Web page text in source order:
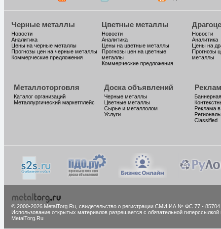
Черные металлы
Новости
Аналитика
Цены на черные металлы
Прогнозы цен на черные металлы
Коммерческие предложения
Цветные металлы
Новости
Аналитика
Цены на цветные металлы
Прогнозы цен на цветные
металлы
Коммерческие предложения
Новости
Аналитика
Цены на
Прогнозы
металлы
Металлоторговля
Каталог организаций
Металлургический маркетплейс
Доска объявлений
Черные металлы
Цветные металлы
Сырье и металлолом
Услуги
Реклама
Classified
© 2000-2026 MetalTorg.Ru, cвидетельство о регистрации СМИ ИА № ФС 77 - 85704
Использование открытых материалов разрешается с обязательной гиперссылкой
MetalTorg.Ru